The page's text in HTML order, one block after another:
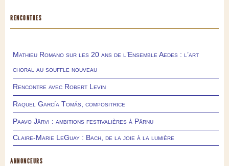
RENCONTRES
Mathieu Romano sur les 20 ans de l’Ensemble Aedes : l’art
choral au souffle nouveau
Rencontre avec Robert Levin
Raquel García Tomás, compositrice
Paavo Järvi : ambitions festivalières à Pärnu
Claire-Marie LeGuay : Bach, de la joie à la lumière
ANNONCEURS